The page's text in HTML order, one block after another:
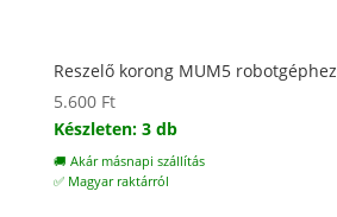
Reszelő korong MUM5 robotgéphez
5.600 Ft
Készleten: 3 db
🚚 Akár másnapi szállítás
✅ Magyar raktárról